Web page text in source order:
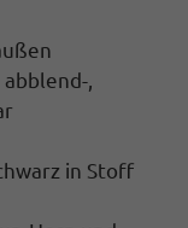
,
in Stoff